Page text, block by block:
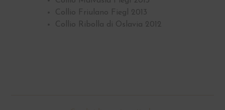
Collio Friulano Fiegl 2013
Collio Ribolla di Oslavia 2012